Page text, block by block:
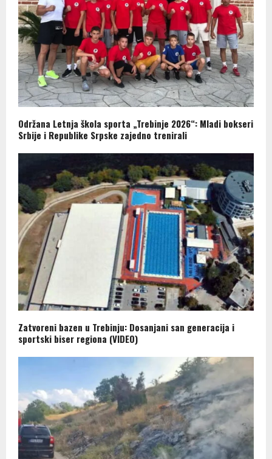
Održana Letnja škola sporta „Trebinje 2026“: Mladi bokseri
Srbije i Republike Srpske zajedno trenirali
Zatvoreni bazen u Trebinju: Dosanjani san generacija i
sportski biser regiona (VIDEO)